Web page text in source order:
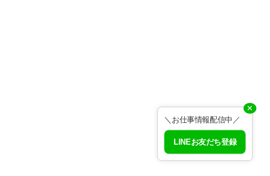
✕
＼お仕事情報配信中／
LINEお友だち登録